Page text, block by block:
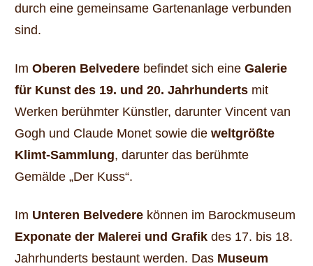
durch eine gemeinsame Gartenanlage verbunden
sind.
Im Oberen Belvedere befindet sich eine Galerie
für Kunst des 19. und 20. Jahrhunderts mit
Werken berühmter Künstler, darunter Vincent van
Gogh und Claude Monet sowie die weltgrößte
Klimt-Sammlung, darunter das berühmte
Gemälde „Der Kuss“.
Im Unteren Belvedere können im Barockmuseum
Exponate der Malerei und Grafik des 17. bis 18.
Jahrhunderts bestaunt werden. Das Museum